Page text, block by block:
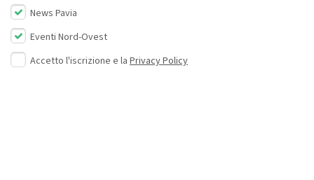
News Pavia
Eventi Nord-Ovest
Accetto l'iscrizione e la Privacy Policy